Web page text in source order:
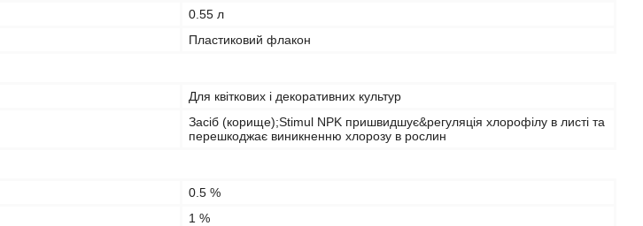
0.55 л
Пластиковий флакон
Для квіткових і декоративних культур
Засіб (корище);Stimul NPK пришвидшує&регуляція хлорофілу в листі та
перешкоджає виникненню хлорозу в рослин
0.5 %
1 %